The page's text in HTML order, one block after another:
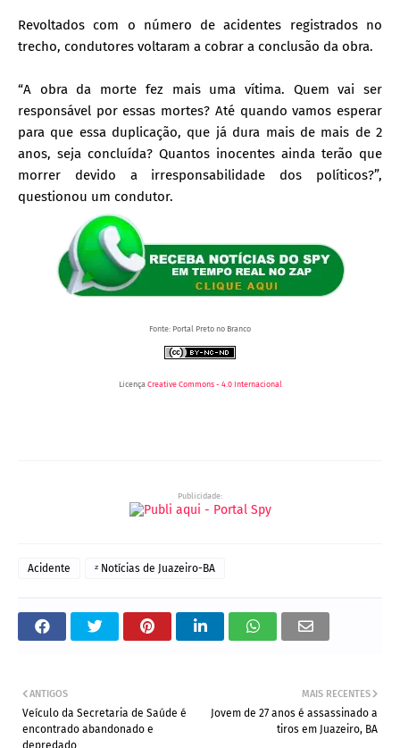
Revoltados com o número de acidentes registrados no
trecho, condutores voltaram a cobrar a conclusão da obra.
“A obra da morte fez mais uma vítima. Quem vai ser
responsável por essas mortes? Até quando vamos esperar
para que essa duplicação, que já dura mais de mais de 2
anos, seja concluída? Quantos inocentes ainda terão que
morrer devido a irresponsabilidade dos políticos?”,
questionou um condutor.
Fonte: Portal Preto no Branco
Licença Creative Commons - 4.0 Internacional
Publicidade:
Acidente ᶻ Notícias de Juazeiro-BA
MAIS RECENTES
Jovem de 27 anos é assassinado a
tiros em Juazeiro, BA
ANTIGOS
Veículo da Secretaria de Saúde é
encontrado abandonado e
depredado